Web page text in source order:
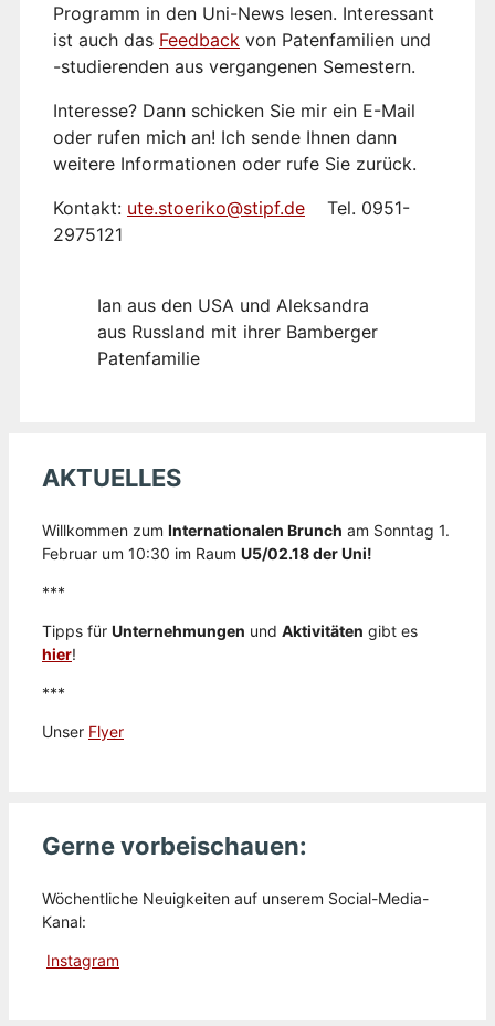
Programm in den Uni-News lesen. Interessant
ist auch das Feedback von Patenfamilien und
-studierenden aus vergangenen Semestern.
Interesse? Dann schicken Sie mir ein E-Mail
oder rufen mich an! Ich sende Ihnen dann
weitere Informationen oder rufe Sie zurück.
Kontakt: ute.stoeriko@stipf.de Tel. 0951-
2975121
Ian aus den USA und Aleksandra
aus Russland mit ihrer Bamberger
Patenfamilie
AKTUELLES
Willkommen zum Internationalen Brunch am Sonntag 1.
Februar um 10:30 im Raum U5/02.18 der Uni!
***
Tipps für Unternehmungen und Aktivitäten gibt es
hier!
***
Unser Flyer
Gerne vorbeischauen:
Wöchentliche Neuigkeiten auf unserem Social-Media-
Kanal:
Instagram